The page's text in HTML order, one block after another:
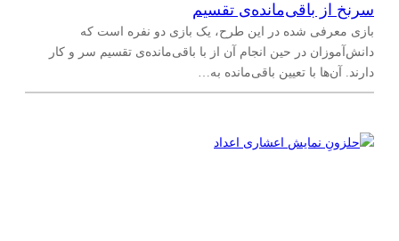
سرنخ از باقی‌مانده‌ی تقسیم
بازی معرفی شده در این طرح، یک بازی دو نفره است که
دانش‌آموزان در حین انجام آن از با باقی‌مانده‌ی تقسیم سر و کار
دارند. آن‌ها با تعیین باقی‌مانده به…